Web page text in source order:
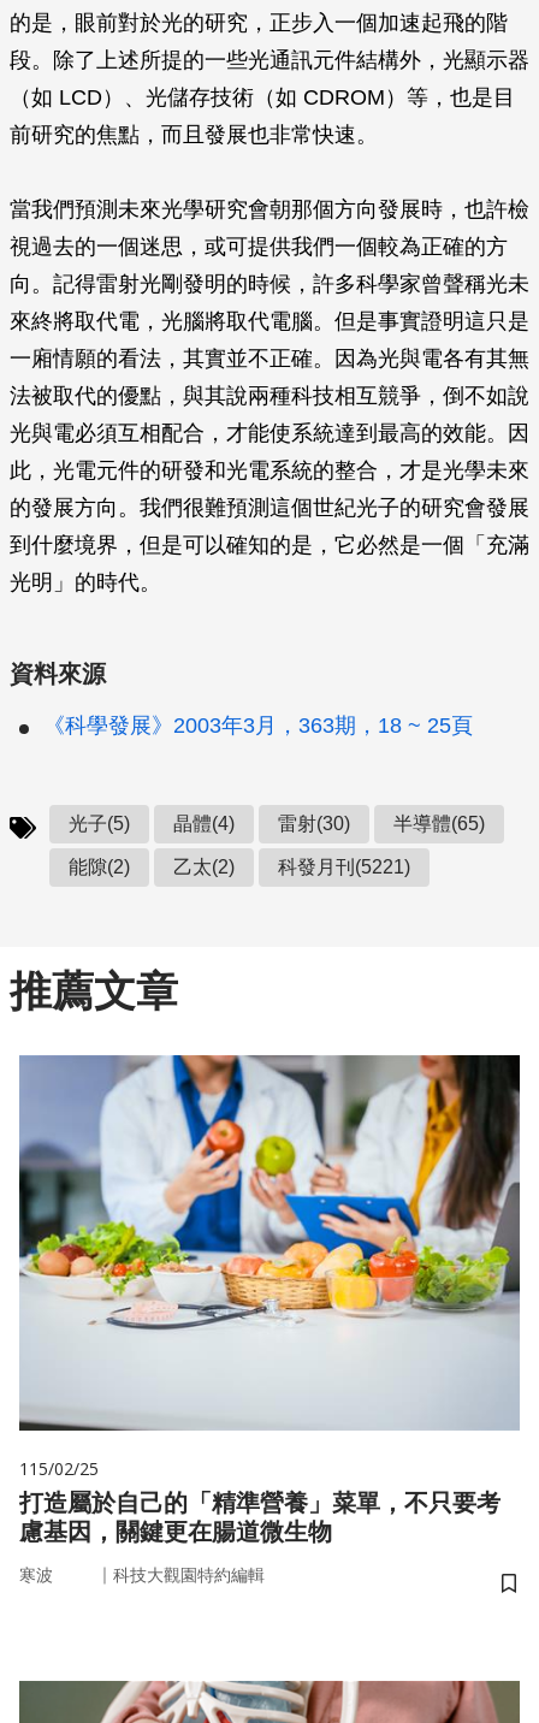
的是，眼前對於光的研究，正步入一個加速起飛的階
段。除了上述所提的一些光通訊元件結構外，光顯示器
（如 LCD）、光儲存技術（如 CDROM）等，也是目
前研究的焦點，而且發展也非常快速。
當我們預測未來光學研究會朝那個方向發展時，也許檢
視過去的一個迷思，或可提供我們一個較為正確的方
向。記得雷射光剛發明的時候，許多科學家曾聲稱光未
來終將取代電，光腦將取代電腦。但是事實證明這只是
一廂情願的看法，其實並不正確。因為光與電各有其無
法被取代的優點，與其說兩種科技相互競爭，倒不如說
光與電必須互相配合，才能使系統達到最高的效能。因
此，光電元件的研發和光電系統的整合，才是光學未來
的發展方向。我們很難預測這個世紀光子的研究會發展
到什麼境界，但是可以確知的是，它必然是一個「充滿
光明」的時代。
資料來源
《科學發展》2003年3月，363期，18 ~ 25頁
光子(5) 晶體(4) 雷射(30) 半導體(65)
能隙(2) 乙太(2) 科發月刊(5221)
推薦文章
115/02/25
打造屬於自己的「精準營養」菜單，不只要考
慮基因，關鍵更在腸道微生物
寒波 ｜ 科技大觀園特約編輯
儲